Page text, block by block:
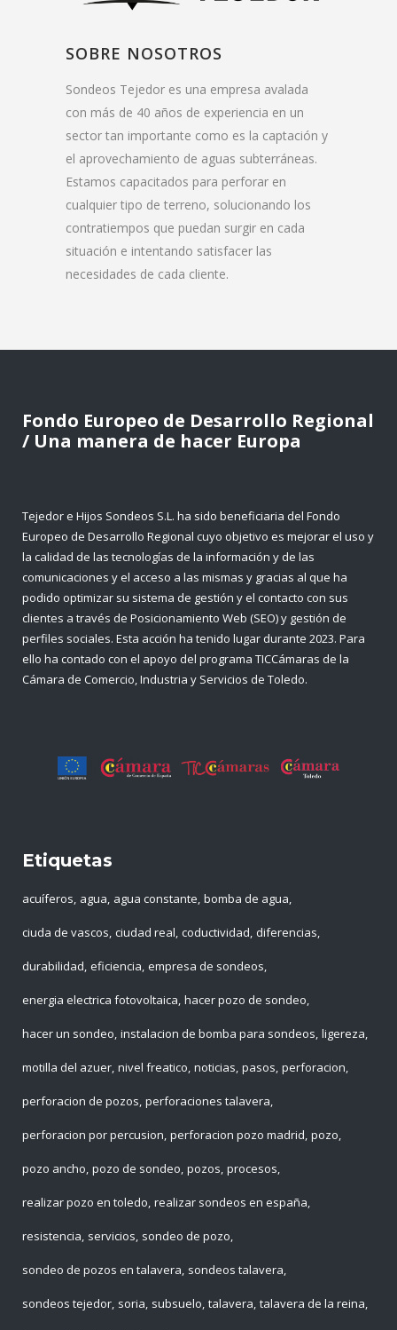
SOBRE NOSOTROS
Sondeos Tejedor es una empresa avalada
con más de 40 años de experiencia en un
sector tan importante como es la captación y
el aprovechamiento de aguas subterráneas.
Estamos capacitados para perforar en
cualquier tipo de terreno, solucionando los
contratiempos que puedan surgir en cada
situación e intentando satisfacer las
necesidades de cada cliente.
Fondo Europeo de Desarrollo Regional
/ Una manera de hacer Europa
Tejedor e Hijos Sondeos S.L. ha sido beneficiaria del Fondo
Europeo de Desarrollo Regional cuyo objetivo es mejorar el uso y
la calidad de las tecnologías de la información y de las
comunicaciones y el acceso a las mismas y gracias al que ha
podido optimizar su sistema de gestión y el contacto con sus
clientes a través de Posicionamiento Web (SEO) y gestión de
perfiles sociales. Esta acción ha tenido lugar durante 2023. Para
ello ha contado con el apoyo del programa TICCámaras de la
Cámara de Comercio, Industria y Servicios de Toledo.
Etiquetas
acuíferos agua agua constante bomba de agua
ciuda de vascos ciudad real coductividad diferencias
durabilidad eficiencia empresa de sondeos
energia electrica fotovoltaica hacer pozo de sondeo
hacer un sondeo instalacion de bomba para sondeos ligereza
motilla del azuer nivel freatico noticias pasos perforacion
perforacion de pozos perforaciones talavera
perforacion por percusion perforacion pozo madrid pozo
pozo ancho pozo de sondeo pozos procesos
realizar pozo en toledo realizar sondeos en españa
resistencia servicios sondeo de pozo
sondeo de pozos en talavera sondeos talavera
sondeos tejedor soria subsuelo talavera talavera de la reina